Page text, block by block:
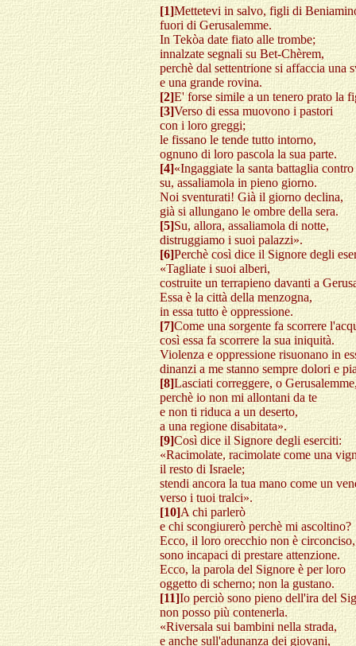
[1]Mettetevi in salvo, figli di
fuori di Gerusalemme.
In Tekòa date fiato alle trombe;
innalzate segnali su Bet-Chèrem,
perchè dal settentrione si affaccia una
e una grande rovina.
[2]E' forse simile a un tenero prato la
[3]Verso di essa muovono i pastori
con i loro greggi;
le fissano le tende tutto intorno,
ognuno di loro pascola la sua parte.
[4]«Ingaggiate la santa battaglia contro
su, assaliamola in pieno giorno.
Noi sventurati! Già il giorno declina,
già si allungano le ombre della sera.
[5]Su, allora, assaliamola di notte,
distruggiamo i suoi palazzi».
[6]Perchè così dice il Signore degli
«Tagliate i suoi alberi,
costruite un terrapieno davanti a
Essa è la città della menzogna,
in essa tutto è oppressione.
[7]Come una sorgente fa scorrere
così essa fa scorrere la sua iniquità.
Violenza e oppressione risuonano in
dinanzi a me stanno sempre dolori e
[8]Lasciati correggere, o
perchè io non mi allontani da te
e non ti riduca a un deserto,
a una regione disabitata».
[9]Così dice il Signore degli eserciti:
«Racimolate, racimolate come una
il resto di Israele;
stendi ancora la tua mano come un
verso i tuoi tralci».
[10]A chi parlerò
e chi scongiurerò perchè mi ascoltino?
Ecco, il loro orecchio non è circonciso,
sono incapaci di prestare attenzione.
Ecco, la parola del Signore è per loro
oggetto di scherno; non la gustano.
[11]Io perciò sono pieno dell'ira del
non posso più contenerla.
«Riversala sui bambini nella strada,
e anche sull'adunanza dei giovani,